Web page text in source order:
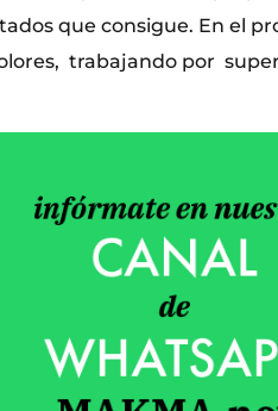
que consigue. En el
trabajando por